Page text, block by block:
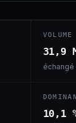
31,9
échangé
10,1